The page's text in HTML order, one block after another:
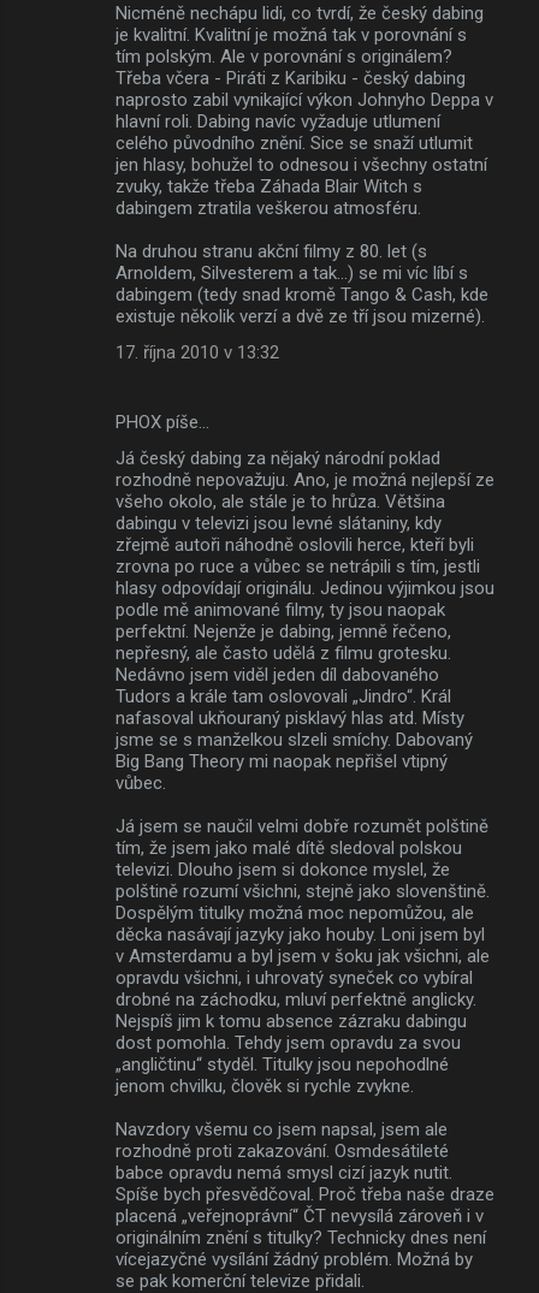
Nicméně nechápu lidi, co tvrdí, že český dabing
je kvalitní. Kvalitní je možná tak v porovnání s
tím polským. Ale v porovnání s originálem?
Třeba včera - Piráti z Karibiku - český dabing
naprosto zabil vynikající výkon Johnyho Deppa v
hlavní roli. Dabing navíc vyžaduje utlumení
celého původního znění. Sice se snaží utlumit
jen hlasy, bohužel to odnesou i všechny ostatní
zvuky, takže třeba Záhada Blair Witch s
dabingem ztratila veškerou atmosféru.
Na druhou stranu akční filmy z 80. let (s
Arnoldem, Silvesterem a tak...) se mi víc líbí s
dabingem (tedy snad kromě Tango & Cash, kde
existuje několik verzí a dvě ze tří jsou mizerné).
17. října 2010 v 13:32
PHOX píše…
Já český dabing za nějaký národní poklad
rozhodně nepovažuju. Ano, je možná nejlepší ze
všeho okolo, ale stále je to hrůza. Většina
dabingu v televizi jsou levné slátaniny, kdy
zřejmě autoři náhodně oslovili herce, kteří byli
zrovna po ruce a vůbec se netrápili s tím, jestli
hlasy odpovídají originálu. Jedinou výjimkou jsou
podle mě animované filmy, ty jsou naopak
perfektní. Nejenže je dabing, jemně řečeno,
nepřesný, ale často udělá z filmu grotesku.
Nedávno jsem viděl jeden díl dabovaného
Tudors a krále tam oslovovali „Jindro“. Král
nafasoval ukňouraný pisklavý hlas atd. Místy
jsme se s manželkou slzeli smíchy. Dabovaný
Big Bang Theory mi naopak nepřišel vtipný
vůbec.
Já jsem se naučil velmi dobře rozumět polštině
tím, že jsem jako malé dítě sledoval polskou
televizi. Dlouho jsem si dokonce myslel, že
polštině rozumí všichni, stejně jako slovenštině.
Dospělým titulky možná moc nepomůžou, ale
děcka nasávají jazyky jako houby. Loni jsem byl
v Amsterdamu a byl jsem v šoku jak všichni, ale
opravdu všichni, i uhrovatý syneček co vybíral
drobné na záchodku, mluví perfektně anglicky.
Nejspíš jim k tomu absence zázraku dabingu
dost pomohla. Tehdy jsem opravdu za svou
„angličtinu“ styděl. Titulky jsou nepohodlné
jenom chvilku, člověk si rychle zvykne.
Navzdory všemu co jsem napsal, jsem ale
rozhodně proti zakazování. Osmdesátileté
babce opravdu nemá smysl cizí jazyk nutit.
Spíše bych přesvědčoval. Proč třeba naše draze
placená „veřejnoprávní“ ČT nevysílá zároveň i v
originálním znění s titulky? Technicky dnes není
vícejazyčné vysílání žádný problém. Možná by
se pak komerční televize přidali.